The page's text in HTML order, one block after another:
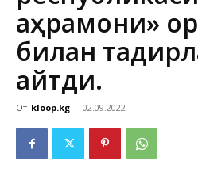
қаҳрамони»
билан
айтди.
От kloop.kg - 02.09.2022